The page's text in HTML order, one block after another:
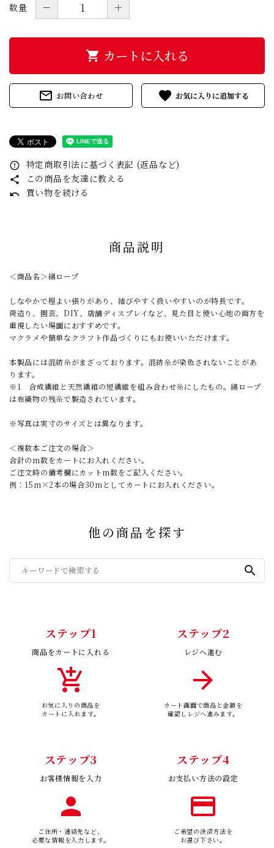
数量 － ＋
shopping_cart カートに入れる
mail_outline お問い合わせ favorite
error_outline 特定商取引法に基づく表記 (返品など)
share この商品を友達に教える
undo 買い物を続ける
商品説明
＜商品名＞綿ロープ
しなやかで程よい張りがあり、結びやすく扱いやすいのが特長です。
荷造り、園芸、DIY、店舗ディスプレイなど、見た目と使い心地の両方を
重視したい場面におすすめです。
マクラメや簡単なクラフト作品づくりにもお使いいただけます。
本製品には混紡糸がまざっております。混紡糸が染色されないことがあ
ります。
※1 合成繊維と天然繊維の短繊維を組み合わせ糸にしたもの。綿ロープ
は布織物の残糸で製造されています。
※写真は実寸のサイズとは異なります。
＜複数本ご注文の場合＞
合計のm数をカートにお入れください。
ご注文時の備考欄にカットm数をご記入ください。
例：15m×2本の場合30mとしてカートにお入れください。
他の商品を探す
search
ステップ1
商品をカートに入れる
add_shopping_cart
お気に入りの商品を
カートに入れます。
ステップ2
レジへ進む
arrow_forward
カート画面で商品と金額を
確認しレジへ進みます。
ステップ3
お客様情報を入力
person
ご住所・連絡先など、
必要な情報を入力します。
ステップ4
お支払い方法の設定
payment
ご希望の決済方法を
お選び下さい。